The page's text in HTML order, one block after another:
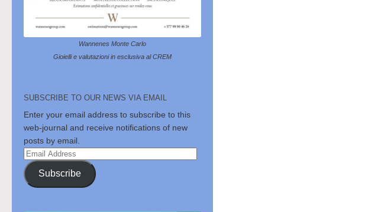
Wannenes Monte Carlo
Gioielli e valutazioni in esclusiva al CREM
SUBSCRIBE TO OUR NEWS VIA EMAIL
Enter your email address to subscribe to this
web-journal and receive notifications of new
posts by email.
Email
Address
Subscribe